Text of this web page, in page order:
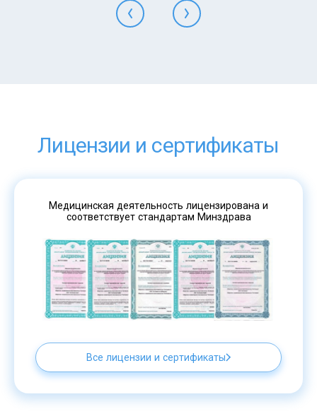
Лицензии и сертификаты
Медицинская деятельность лицензирована и
соответствует стандартам Минздрава
Все лицензии и сертификаты